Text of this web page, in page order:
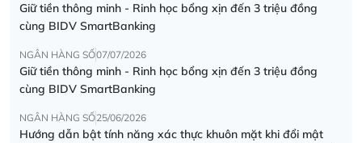
Giữ tiền thông minh - Rinh học bổng xịn đến 3 triệu đồng
cùng BIDV SmartBanking
NGÂN HÀNG SỐ07/07/2026
Giữ tiền thông minh - Rinh học bổng xịn đến 3 triệu đồng
cùng BIDV SmartBanking
NGÂN HÀNG SỐ25/06/2026
Hướng dẫn bật tính năng xác thực khuôn mặt khi đổi mật